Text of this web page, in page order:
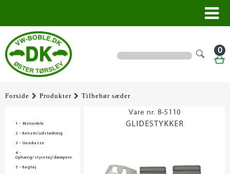
0
Forside Produkter Tilbehør sæder
1 - Motordele
2 - Benzin/udstødning
3 - Gearkasse
4 -
Ophæng/styretøj/dæmpere
5 - Bagtøj
8-5110
GLIDESTYKKER